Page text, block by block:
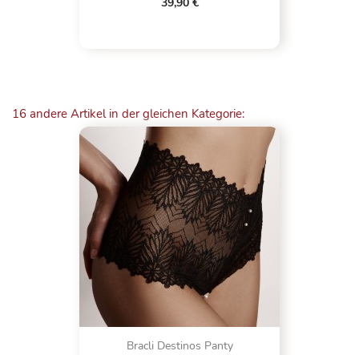
16 andere Artikel in der gleichen Kategorie:
Bracli Destinos Panty